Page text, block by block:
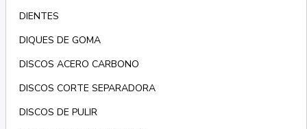
DIENTES
DIQUES DE GOMA
DISCOS ACERO CARBONO
DISCOS CORTE SEPARADORA
DISCOS DE PULIR